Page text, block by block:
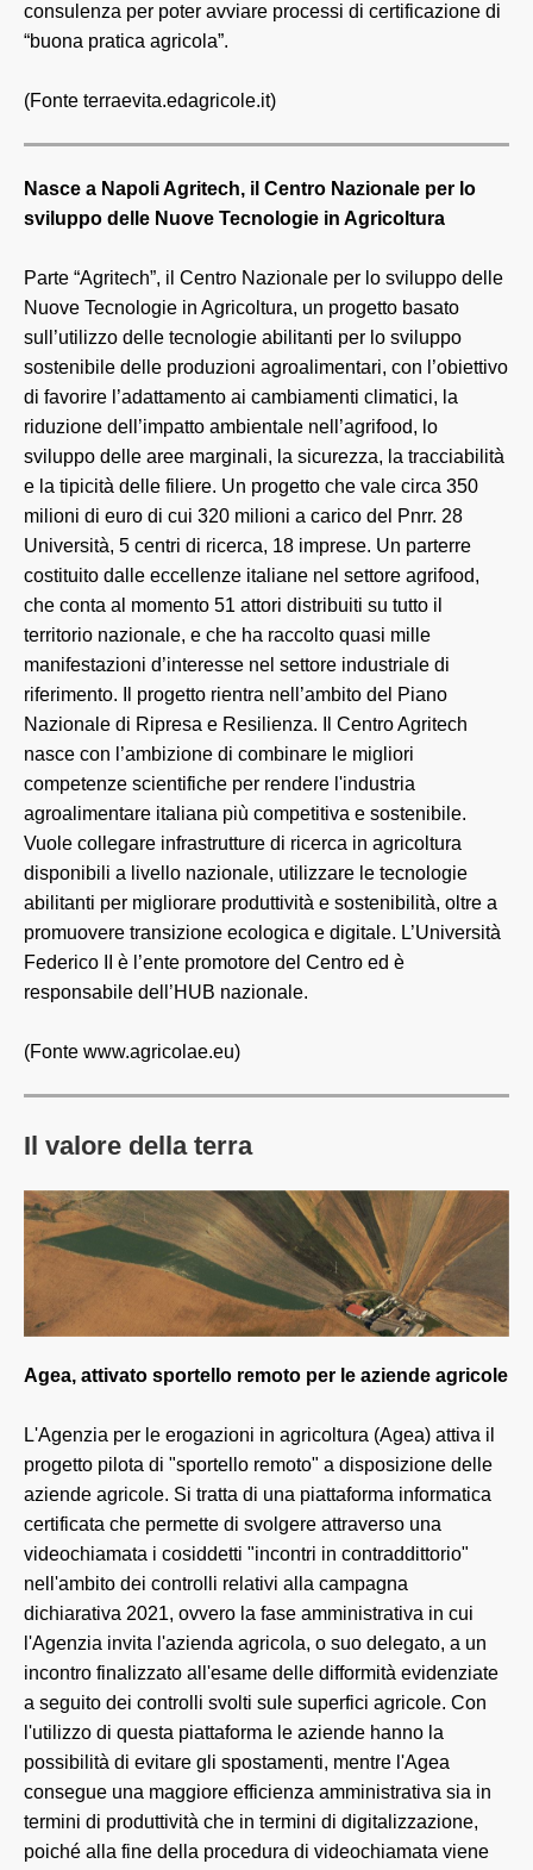
consulenza per poter avviare processi di certificazione di
“buona pratica agricola”.
(Fonte terraevita.edagricole.it)
Nasce a Napoli Agritech, il Centro Nazionale per lo
sviluppo delle Nuove Tecnologie in Agricoltura
Parte “Agritech”, il Centro Nazionale per lo sviluppo delle
Nuove Tecnologie in Agricoltura, un progetto basato
sull’utilizzo delle tecnologie abilitanti per lo sviluppo
sostenibile delle produzioni agroalimentari, con l’obiettivo
di favorire l’adattamento ai cambiamenti climatici, la
riduzione dell’impatto ambientale nell’agrifood, lo
sviluppo delle aree marginali, la sicurezza, la tracciabilità
e la tipicità delle filiere. Un progetto che vale circa 350
milioni di euro di cui 320 milioni a carico del Pnrr. 28
Università, 5 centri di ricerca, 18 imprese. Un parterre
costituito dalle eccellenze italiane nel settore agrifood,
che conta al momento 51 attori distribuiti su tutto il
territorio nazionale, e che ha raccolto quasi mille
manifestazioni d’interesse nel settore industriale di
riferimento. Il progetto rientra nell’ambito del Piano
Nazionale di Ripresa e Resilienza. Il Centro Agritech
nasce con l’ambizione di combinare le migliori
competenze scientifiche per rendere l'industria
agroalimentare italiana più competitiva e sostenibile.
Vuole collegare infrastrutture di ricerca in agricoltura
disponibili a livello nazionale, utilizzare le tecnologie
abilitanti per migliorare produttività e sostenibilità, oltre a
promuovere transizione ecologica e digitale. L’Università
Federico II è l’ente promotore del Centro ed è
responsabile dell’HUB nazionale.
(Fonte www.agricolae.eu)
Il valore della terra
Agea, attivato sportello remoto per le aziende agricole
L'Agenzia per le erogazioni in agricoltura (Agea) attiva il
progetto pilota di "sportello remoto" a disposizione delle
aziende agricole. Si tratta di una piattaforma informatica
certificata che permette di svolgere attraverso una
videochiamata i cosiddetti "incontri in contraddittorio"
nell'ambito dei controlli relativi alla campagna
dichiarativa 2021, ovvero la fase amministrativa in cui
l'Agenzia invita l'azienda agricola, o suo delegato, a un
incontro finalizzato all'esame delle difformità evidenziate
a seguito dei controlli svolti sule superfici agricole. Con
l'utilizzo di questa piattaforma le aziende hanno la
possibilità di evitare gli spostamenti, mentre l'Agea
consegue una maggiore efficienza amministrativa sia in
termini di produttività che in termini di digitalizzazione,
poiché alla fine della procedura di videochiamata viene